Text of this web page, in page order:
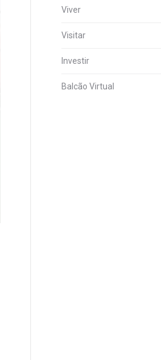
Viver
Visitar
Investir
Balcão Virtual